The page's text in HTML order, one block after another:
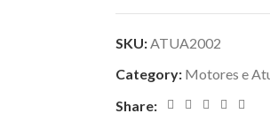
SKU:ATUA2002
Category: Motores e
Share: